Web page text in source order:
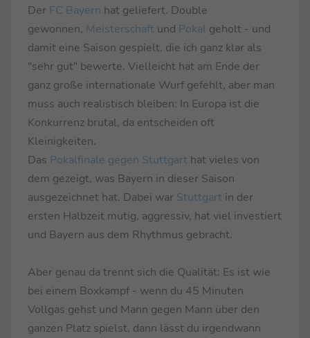
Der FC Bayern hat geliefert. Double
gewonnen, Meisterschaft und Pokal geholt - und
damit eine Saison gespielt, die ich ganz klar als
"sehr gut" bewerte. Vielleicht hat am Ende der
ganz große internationale Wurf gefehlt, aber man
muss auch realistisch bleiben: In Europa ist die
Konkurrenz brutal, da entscheiden oft
Kleinigkeiten.
Das Pokalfinale gegen Stuttgart hat vieles von
dem gezeigt, was Bayern in dieser Saison
ausgezeichnet hat. Dabei war Stuttgart in der
ersten Halbzeit mutig, aggressiv, hat viel investiert
und Bayern aus dem Rhythmus gebracht.
Aber genau da trennt sich die Qualität: Es ist wie
bei einem Boxkampf - wenn du 45 Minuten
Vollgas gehst und Mann gegen Mann über den
ganzen Platz spielst, dann lässt du irgendwann